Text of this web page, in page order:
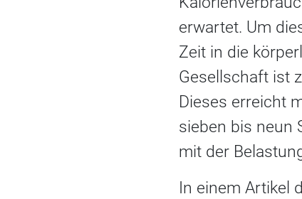
erwartet. Um
Zeit in die
Gesellschaft ist
Dieses erreicht
sieben bis neun
mit der
In einem Artikel